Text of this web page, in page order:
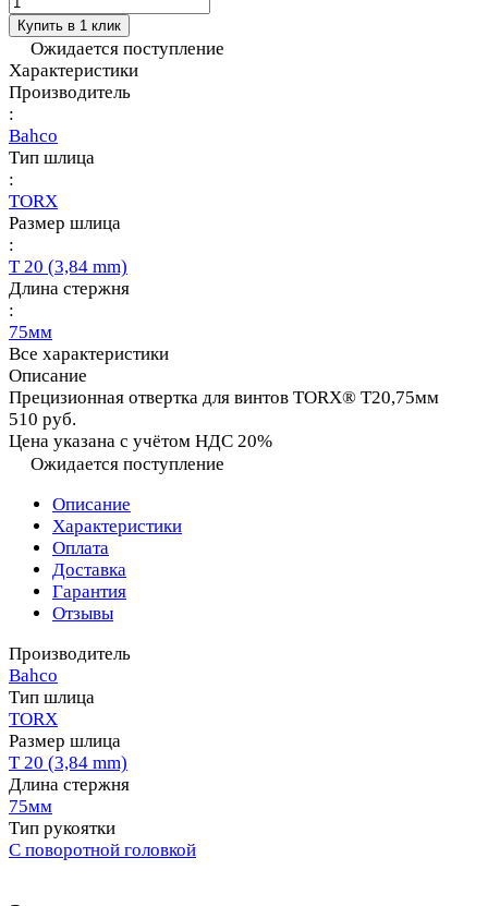
Купить в 1 клик
Ожидается поступление
Характеристики
Производитель
:
Bahco
Тип шлица
:
TORX
Размер шлица
:
T 20 (3,84 mm)
Длина стержня
:
75мм
Все характеристики
Описание
Прецизионная отвертка для винтов TORX® T20,75мм
510 руб.
Цена указана с учётом НДС 20%
Ожидается поступление
Описание
Характеристики
Оплата
Доставка
Гарантия
Отзывы
Производитель
Bahco
Тип шлица
TORX
Размер шлица
T 20 (3,84 mm)
Длина стержня
75мм
Тип рукоятки
С поворотной головкой